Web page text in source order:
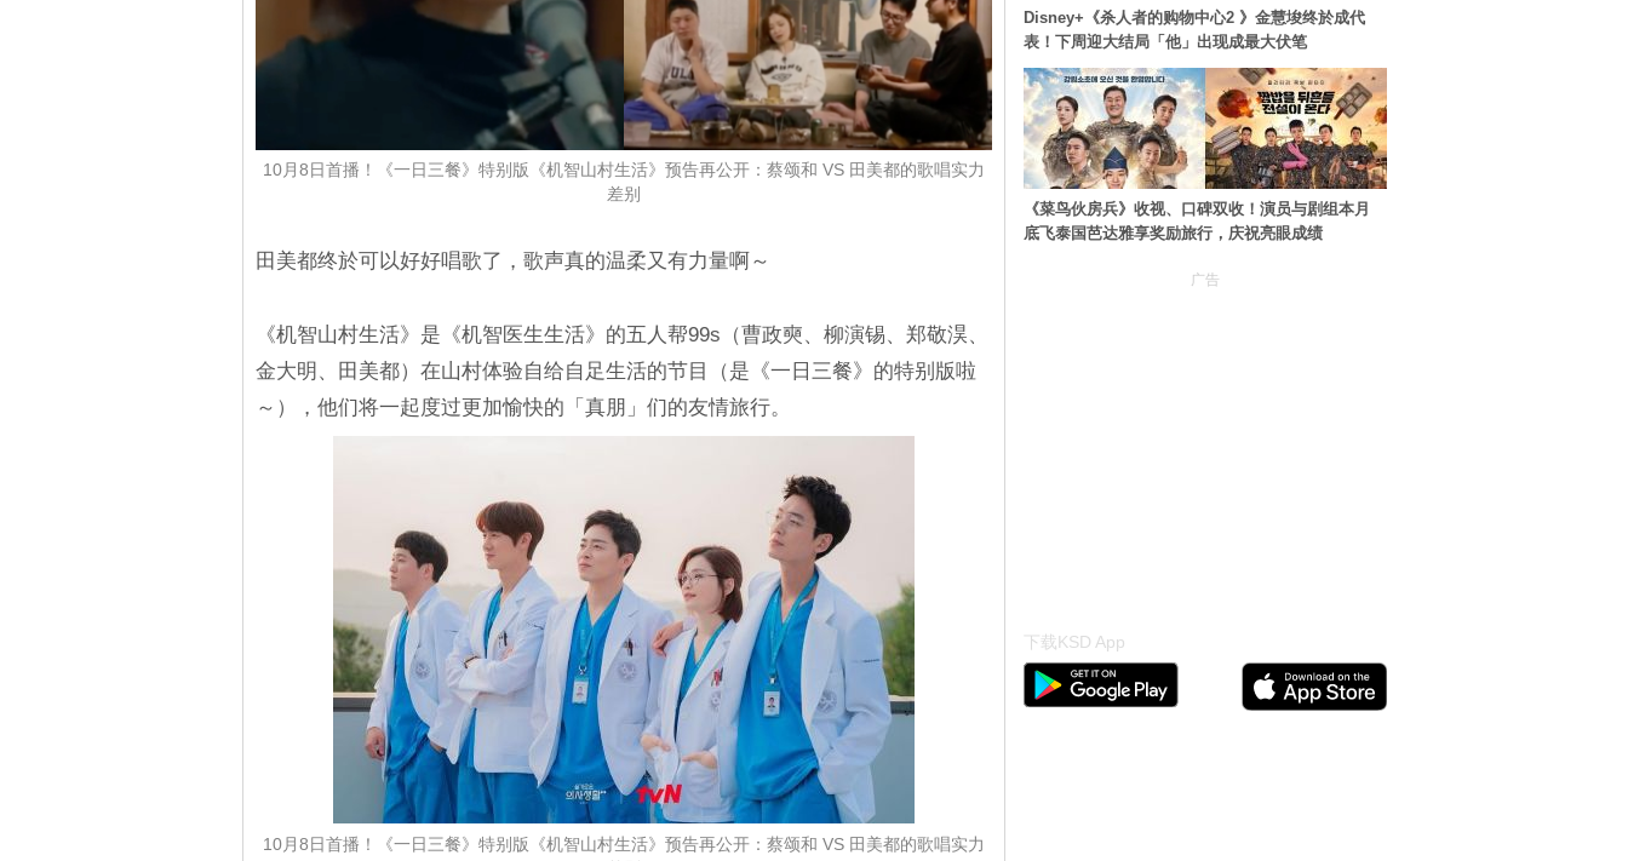
10月8日首播！《一日三餐》特别版《机智山村生活》预告再公开：蔡颂和 VS 田美都的歌唱实力
差别
田美都终於可以好好唱歌了，歌声真的温柔又有力量啊～
《机智山村生活》是《机智医生生活》的五人帮99s（曹政奭、柳演锡、郑敬淏、
金大明、田美都）在山村体验自给自足生活的节目（是《一日三餐》的特别版啦
～），他们将一起度过更加愉快的「真朋」们的友情旅行。
10月8日首播！《一日三餐》特别版《机智山村生活》预告再公开：蔡颂和 VS 田美都的歌唱实力
Disney+《杀人者的购物中心2 》金慧埈终於成代
表！下周迎大结局「他」出现成最大伏笔
《菜鸟伙房兵》收视、口碑双收！演员与剧组本月
底飞泰国芭达雅享奖励旅行，庆祝亮眼成绩
广告
下载KSD App